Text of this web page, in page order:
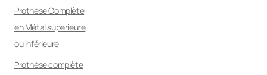
Prothèse Complète
en Métal supérieure
ou inférieure
Prothèse complète